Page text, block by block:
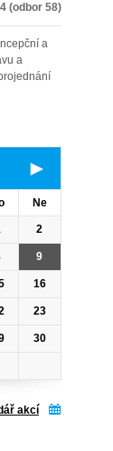
(odbor 58)
a
a
►
Ne
2
9
16
23
30
akcí